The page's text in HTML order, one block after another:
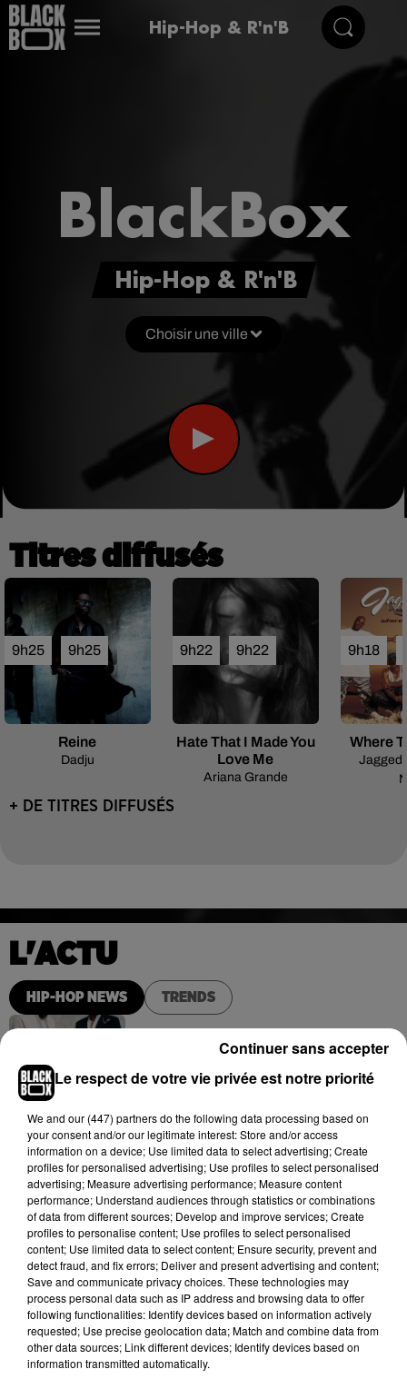
Hip-Hop & R'n'B
Choisir une ville
BlackBox
Hip-Hop & R'n'B
Titres diffusés
9h25 9h25
Dadju
Reine
9h22 9h22
Ariana Grande
Hate That I Made You
Love Me
9h18
Jagged
Where
+ DE TITRES DIFFUSÉS
L'ACTU
HIP-HOP NEWS TRENDS
Publié le 6 août 2026
Franglish et Keblack dévoilent une
session live surprise
Publié le 5 août 2026
Russ frappe fort avec son nouveau
single « Coulda Shoulda Woulda »
Publié le 5 août 2026
Tiakola annonce le premier concert
de son WpointM Tour
Le respect de votre vie privée est notre priorité
We and our (447) partnersdo the following data processing based on
your consent and/or our legitimate interest: Store and/or access
information on a device; Use limited data to select advertising; Create
profiles for personalised advertising; Use profiles to select personalised
advertising; Measure advertising performance; Measure content
performance; Understand audiences through statistics or combinations
of data from different sources; Develop and improve services; Create
profiles to personalise content; Use profiles to select personalised
content; Use limited data to select content; Ensure security, prevent and
detect fraud, and fix errors; Deliver and present advertising and content;
Save and communicate privacy choices. These technologies may
process personal data such as IP address and browsing data to offer
following functionalities: Identify devices based on information actively
requested; Use precise geolocation data; Match and combine data from
other data sources; Link different devices; Identify devices based on
information transmitted automatically.
Continuer sans accepter